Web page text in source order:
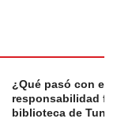
¿Qué pasó con el
responsabilidad
biblioteca de